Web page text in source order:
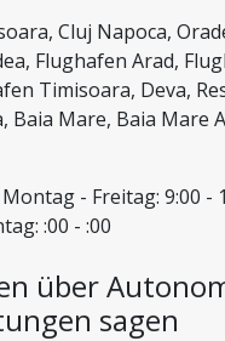
an, die an die
Bei uns profitieren Sie
unbegrenzten
in Rumänien, Ungarn oder
Cluj Napoca,
Flughafen Arad,
Timisoara, Deva,
Baia Mare, Baia Mare
Montag - Freitag: 9:00 -
:00 - :00
über
sagen